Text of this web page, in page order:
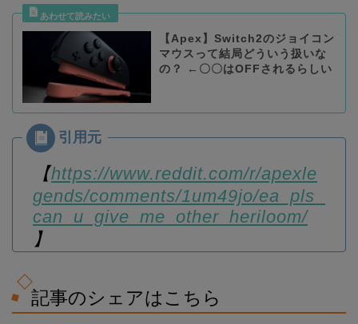
【Apex】Switch2のジョイコン
マウスって結局どういう扱いな
の？ ←〇〇はOFFされるらしい
【https://www.reddit.com/r/apexle
gends/comments/1um49jo/ea_pls_
can_u_give_me_other_heriloom/
】
記事のシェアはこちら